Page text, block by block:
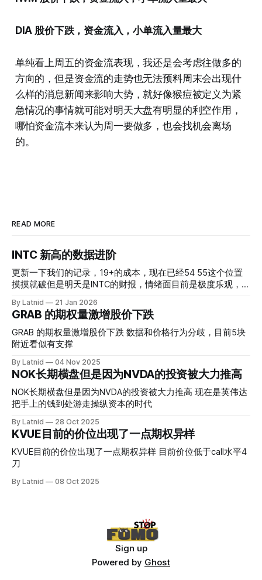
DIA 股价下跌，资金流入，小单流入量最大
单纯看上周五的资金流表现，我还是会考虑往做多的
方向的，但是资金流的走势也无法预料周末会出现什
么样的消息新闻来影响大势，就好像猴痘被定义为紧
急情况的事情就可能对明天大盘有明显的利空作用，
哪怕资金流本来认为周一要做多，也会找机会离场
的。
READ MORE
INTC 新高的数据进阶
更新一下我们的记录，19+的成本，现在已经54 55这个位置
摸摸就破但是明天是INTC的财报，情绪面目前是极度乐观，反
是突破前的支撑CC感觉可以做，放远些, 因为18A的经验还未
真正得到普遍大众的关注，当然财报可以继续出新消息顶一下
压力位置。 数据在70驻扎 整体呈现 47 – 60 短期位置
By Latnid 21 Jan 2026
GRAB 的期权量激增股价下跌
GRAB 的期权量激增股价下跌 数据和价格行为分歧，目前5块
附近看似有支撑
By Latnid 04 Nov 2025
NOK长期横盘但是因为NVDA的投资被大力推高
NOK长期横盘但是因为NVDA的投资被大力推高 现在是英伟达
把手上的钱到处游走操纵资本的时代
By Latnid 28 Oct 2025
KVUE目前的价位出现了一点期权异样
KVUE目前的价位出现了一点期权异样 目前价位低于call水平4
刀
By Latnid 08 Oct 2025
Sign up
Powered by Ghost